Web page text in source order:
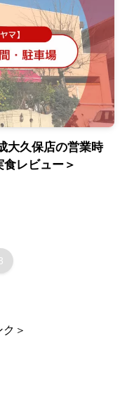
大久保店の営業時
レビュー＞
＞